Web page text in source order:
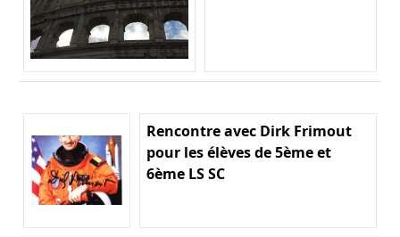
Rencontre avec Dirk Frimout
pour les élèves de 5ème et
6ème LS SC